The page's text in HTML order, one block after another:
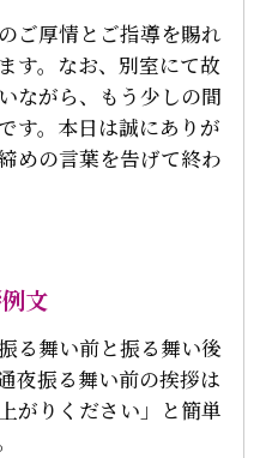
ご厚情とご指導を賜れ
す。なお、別室にて故
ながら、もう少しの間
す。本日は誠にありが
めの言葉を告げて終わ
文
る舞い前と振る舞い後
夜振る舞い前の挨拶は
がりください」と簡単